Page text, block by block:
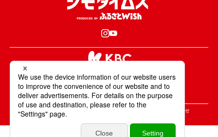
KBCが取材・撮影した情報・映像は国内外の
テレビ・ラジオ・インターネットなどで放送・配信します。
All Rights Reserved. Copyright © KBC Co.,Ltd.
＞お問合せ
＞個人情報の取り扱いについて